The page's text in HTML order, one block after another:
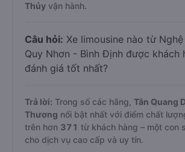
Thủy vận hành.
Câu hỏi: Xe limousine nào từ
Quy Nhơn - Bình Định được khách
đánh giá tốt nhất?
Trả lời: Trong số các hãng, Tân Quang
Thương nổi bật nhất với điểm chất
trên hơn 371 từ khách hàng – một con
cho dịch vụ cao cấp và uy tín.